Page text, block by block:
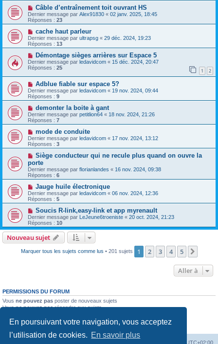
En poursuivant votre navigation, vous acceptez
l’utilisation de cookies. En savoir plus
Câble d’entraînement toit ouvrant HS
Dernier message par Alex91830 « 02 janv. 2025, 18:45
Réponses : 23
cache haut parleur
Dernier message par ultrapsg « 29 déc. 2024, 19:23
Réponses : 13
Démontage sièges arrières sur Espace 5
Dernier message par ledavidcom « 15 déc. 2024, 20:47
Réponses : 25 1 2
Adblue fiable sur espace 5?
Dernier message par ledavidcom « 19 nov. 2024, 09:44
Réponses : 9
demonter la boite à gant
Dernier message par petitlion64 « 18 nov. 2024, 21:26
Réponses : 7
mode de conduite
Dernier message par ledavidcom « 17 nov. 2024, 13:12
Réponses : 3
Siège conducteur qui ne recule plus quand on ouvre la
porte
Dernier message par florianlandes « 16 nov. 2024, 09:38
Réponses : 6
Jauge huile électronique
Dernier message par ledavidcom « 06 nov. 2024, 12:36
Réponses : 5
Soucis R-link,easy-link et app myrenault
Dernier message par LeJeune6troeniste « 20 oct. 2024, 21:23
Réponses : 10
Nouveau sujet
Marquer tous les sujets comme lus • 201 sujets 1 2 3 4 5
Aller à
PERMISSIONS DU FORUM
Vous ne pouvez pas poster de nouveaux sujets
Vousne pouvez pasrépondre aux sujets
Vousne pouvez passupprimer vos messages
ne pouvez pas joindre des fichiers
UTC+02:00